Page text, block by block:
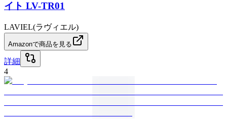
イト LV-TR01
LAVIEL(ラヴィエル)
Amazonで商品を見る
詳細
4